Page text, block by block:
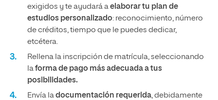
exigidos y te ayudará aelaborar tu plan de
estudios personalizado: reconocimiento, número
de créditos, tiempo que le puedes dedicar,
etcétera.
Rellena la inscripción de matrícula, seleccionando
laforma de pago más adecuada a tus
posibilidades.
Envía ladocumentación requerida, debidamente